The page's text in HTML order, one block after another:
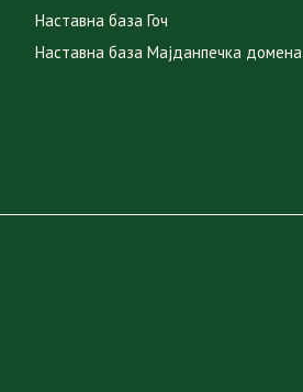
Наставна база Гоч
Наставна база Мајданпечка домена